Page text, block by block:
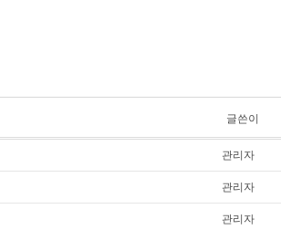
글쓴이
관리자
관리자
관리자